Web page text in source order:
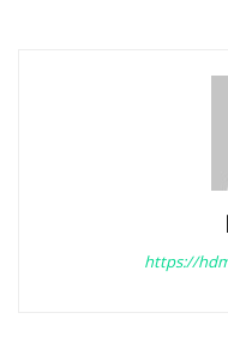
https://